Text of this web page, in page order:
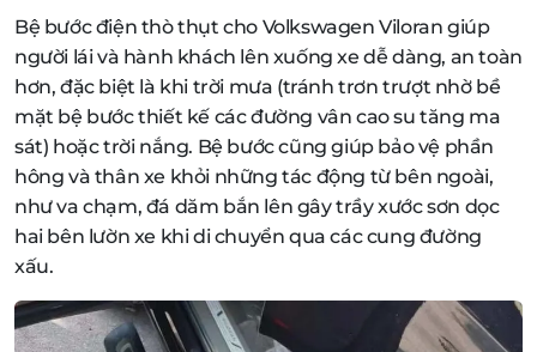
Bệ bước điện thò thụt cho Volkswagen Viloran giúp
người lái và hành khách lên xuống xe dễ dàng, an toàn
hơn, đặc biệt là khi trời mưa (tránh trơn trượt nhờ bề
mặt bệ bước thiết kế các đường vân cao su tăng ma
sát) hoặc trời nắng. Bệ bước cũng giúp bảo vệ phần
hông và thân xe khỏi những tác động từ bên ngoài,
như va chạm, đá dăm bắn lên gây trầy xước sơn dọc
hai bên lườn xe khi di chuyển qua các cung đường
xấu.